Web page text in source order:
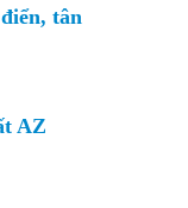
tân
AZ